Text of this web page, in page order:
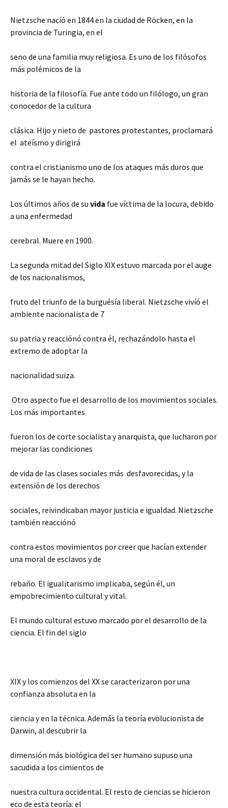
Nietzsche nacíó en 1844 en la ciudad de Röcken, en la
provincia de Turingia, en el
seno de una familia muy religiosa. Es uno de los filósofos
más polémicos de la
historia de la filosofía. Fue ante todo un filólogo, un gran
conocedor de la cultura
clásica. Hijo y nieto de pastores protestantes, proclamará
el ateísmo y dirigirá
contra el cristianismo uno de los ataques más duros que
jamás se le hayan hecho.
Los últimos años de su vida fue víctima de la locura, debido
a una enfermedad
cerebral. Muere en 1900.
La segunda mitad del Siglo XIX estuvo marcada por el auge
de los nacionalismos,
fruto del triunfo de la burguésía liberal. Nietzsche vivíó el
ambiente nacionalista de 7
su patria y reacciónó contra él, rechazándolo hasta el
extremo de adoptar la
nacionalidad suiza.
Otro aspecto fue el desarrollo de los movimientos sociales.
Los más importantes
fueron los de corte socialista y anarquista, que lucharon por
mejorar las condiciones
de vida de las clases sociales más desfavorecidas, y la
extensión de los derechos
sociales, reivindicaban mayor justicia e igualdad. Nietzsche
también reacciónó
contra estos movimientos por creer que hacían extender
una moral de esclavos y de
rebaño. El igualitarismo implicaba, según él, un
empobrecimiento cultural y vital.
El mundo cultural estuvo marcado por el desarrollo de la
ciencia. El fin del siglo
XIX y los comienzos del XX se caracterizaron por una
confianza absoluta en la
ciencia y en la técnica. Además la teoría evolucionista de
Darwin, al descubrir la
dimensión más biológica del ser humano supuso una
sacudida a los cimientos de
nuestra cultura occidental. El resto de ciencias se hicieron
eco de esta teoría: el